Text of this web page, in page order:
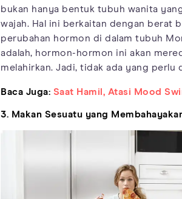
bukan hanya bentuk tubuh wanita
wajah. Hal ini berkaitan dengan berat
perubahan hormon di dalam tubuh
adalah, hormon-hormon ini akan
melahirkan. Jadi, tidak ada yang perlu
Baca Juga: Saat Hamil, Atasi Mood
3. Makan Sesuatu yang